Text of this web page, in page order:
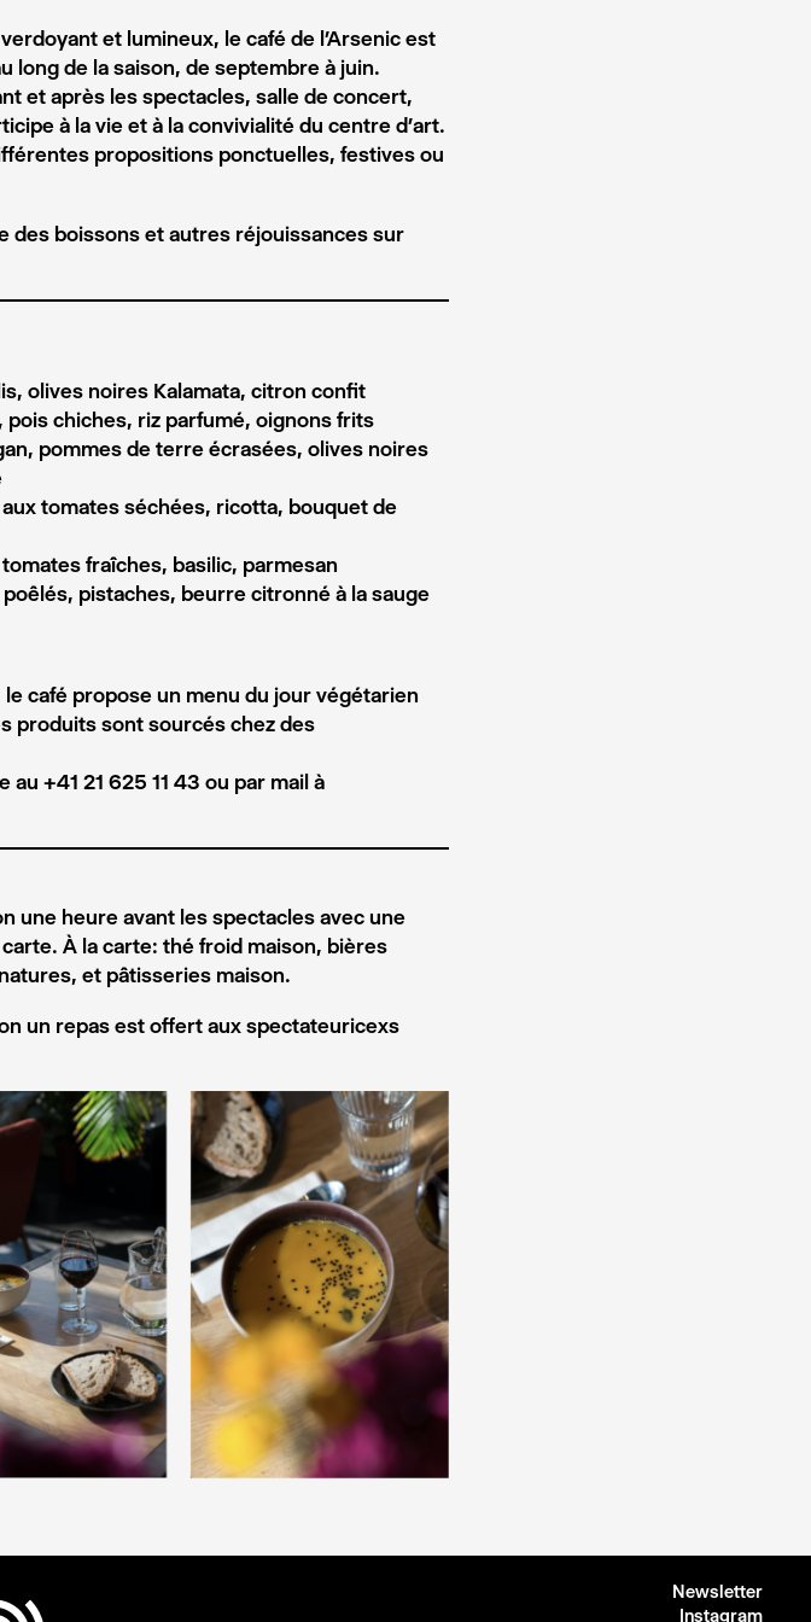
et lumineux, le café de l’Arsenic est
long de la saison, de septembre à juin.
et après les spectacles, salle de concert,
à la vie et à la convivialité du centre d’art.
propositions ponctuelles, festives ou
des boissons et autres réjouissances sur
olives noires Kalamata, citron confit
chiches, riz parfumé, oignons frits
pommes de terre écrasées, olives noires
tomates séchées, ricotta, bouquet de
fraîches, basilic, parmesan
pistaches, beurre citronné à la sauge
café propose un menu du jour végétarien
produits sont sourcés chez des
+41 21 625 11 43 ou par mail à
une heure avant les spectacles avec une
À la carte: thé froid maison, bières
et pâtisseries maison.
un repas est offert aux spectateuricexs
Newsletter
Instagram